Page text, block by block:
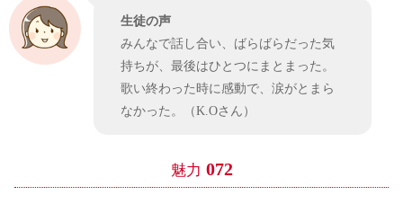
生徒の声
みんなで話し合い、ばらばらだった気
持ちが、最後はひとつにまとまった。
歌い終わった時に感動で、涙がとまら
なかった。（K.Oさん）
魅力 072